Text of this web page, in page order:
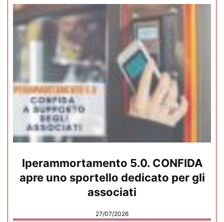
Iperammortamento 5.0. CONFIDA
apre uno sportello dedicato per gli
associati
27/07/2026